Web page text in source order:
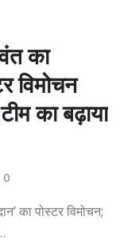
का
विमोचन
का बढ़ाया
0
का पोस्टर विमोचन;